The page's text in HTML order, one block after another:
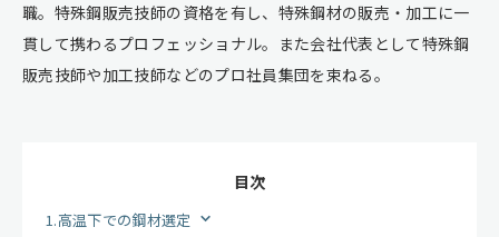
職。特殊鋼販売技師の資格を有し、特殊鋼材の販売・加工に一
貫して携わるプロフェッショナル。また会社代表として特殊鋼
販売技師や加工技師などのプロ社員集団を束ねる。
目次
1.高温下での鋼材選定